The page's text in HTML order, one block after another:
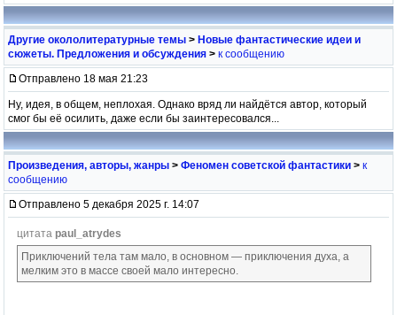
Другие окололитературные темы > Новые фантастические идеи и
сюжеты. Предложения и обсуждения > к сообщению
Отправлено 18 мая 21:23
Ну, идея, в общем, неплохая. Однако вряд ли найдётся автор, который
смог бы её осилить, даже если бы заинтересовался...
Произведения, авторы, жанры > Феномен советской фантастики > к
сообщению
Отправлено 5 декабря 2025 г. 14:07
цитата paul_atrydes
Приключений тела там мало, в основном — приключения духа, а
мелким это в массе своей мало интересно.